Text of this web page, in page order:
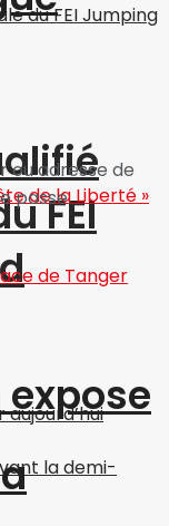
FEI
ou adresse de
passe.